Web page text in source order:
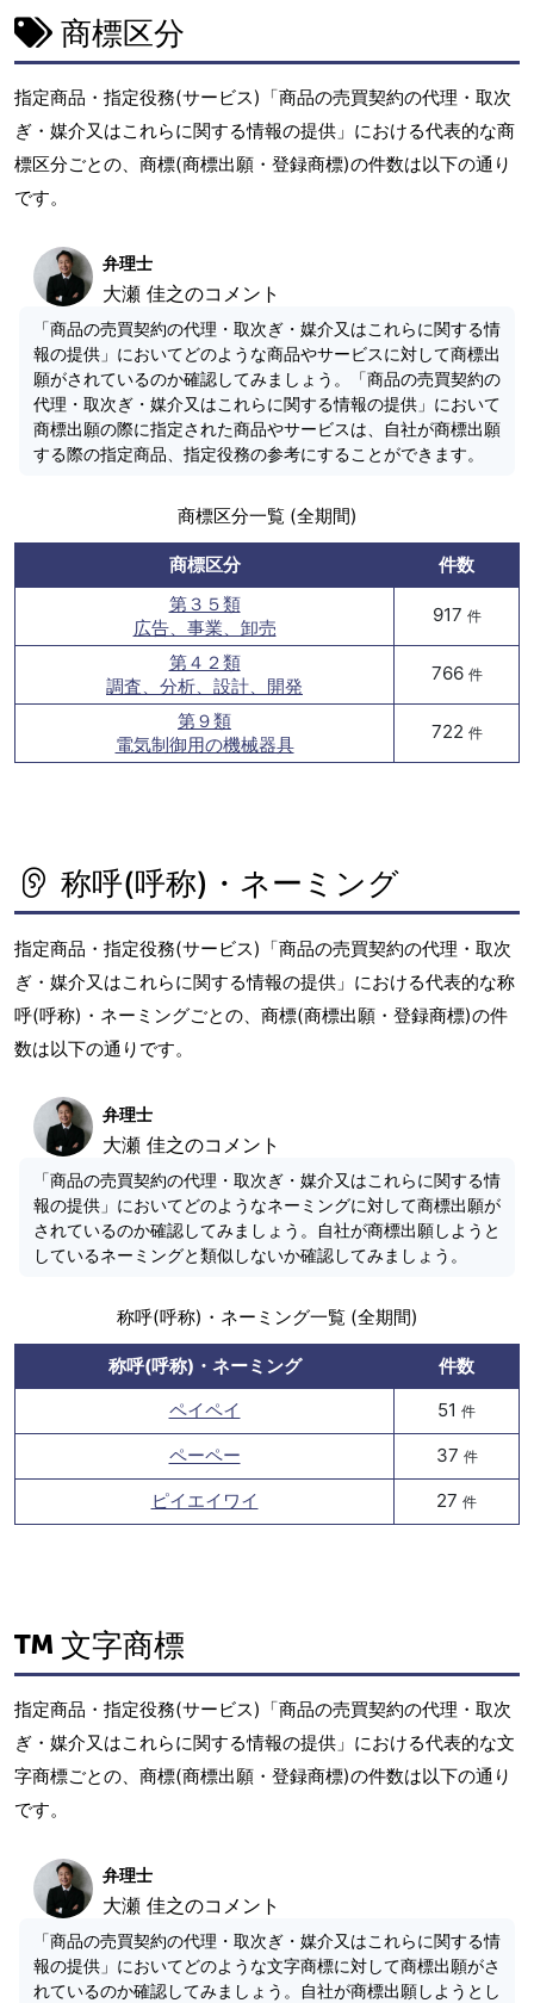
商標区分
指定商品・指定役務(サービス)「商品の売買契約の代理・取次
ぎ・媒介又はこれらに関する情報の提供」における代表的な商
標区分ごとの、商標(商標出願・登録商標)の件数は以下の通り
です。
弁理士
大瀬 佳之のコメント
「商品の売買契約の代理・取次ぎ・媒介又はこれらに関する情
報の提供」においてどのような商品やサービスに対して商標出
願がされているのか確認してみましょう。「商品の売買契約の
代理・取次ぎ・媒介又はこれらに関する情報の提供」において
商標出願の際に指定された商品やサービスは、自社が商標出願
する際の指定商品、指定役務の参考にすることができます。
商標区分一覧 (全期間)
商標区分
件数
第３５類
広告、事業、卸売
917 件
第４２類
調査、分析、設計、開発
766 件
第９類
電気制御用の機械器具
722 件
称呼(呼称)・ネーミング
指定商品・指定役務(サービス)「商品の売買契約の代理・取次
ぎ・媒介又はこれらに関する情報の提供」における代表的な称
呼(呼称)・ネーミングごとの、商標(商標出願・登録商標)の件
数は以下の通りです。
弁理士
大瀬 佳之のコメント
「商品の売買契約の代理・取次ぎ・媒介又はこれらに関する情
報の提供」においてどのようなネーミングに対して商標出願が
されているのか確認してみましょう。自社が商標出願しようと
しているネーミングと類似しないか確認してみましょう。
称呼(呼称)・ネーミング一覧 (全期間)
称呼(呼称)・ネーミング
件数
ペイペイ
51 件
ペーペー 37 件
ピイエイワイ 27 件
文字商標
指定商品・指定役務(サービス)「商品の売買契約の代理・取次
ぎ・媒介又はこれらに関する情報の提供」における代表的な文
字商標ごとの、商標(商標出願・登録商標)の件数は以下の通り
です。
弁理士
大瀬 佳之のコメント
「商品の売買契約の代理・取次ぎ・媒介又はこれらに関する情
報の提供」においてどのような文字商標に対して商標出願がさ
れているのか確認してみましょう。自社が商標出願しようとし